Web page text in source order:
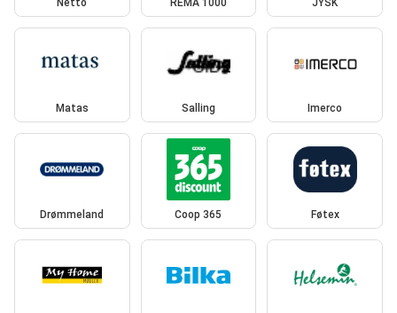
Netto REMA 1000 JYSK
Matas Salling Imerco
Drømmeland Coop 365 Føtex